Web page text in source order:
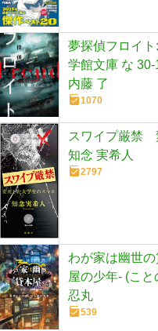
夢探偵フロイ
学館文庫 な
内藤 了
1070
スワイプ厳禁
知念 実希人
2797
わが家は幽世
屋の少年- (こと
忍丸
539